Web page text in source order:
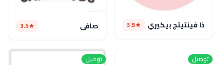
ذا فينتيتج بيكيري 3.5 صافي 3.5
توصيل توصيل